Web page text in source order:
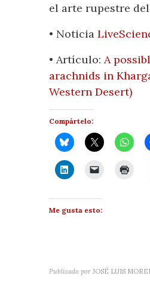
el arte rupestre
• Noticia
• Artículo:A
arachnids in
Western Desert)
Compártelo:
Me gusta esto:
Publicado por JOSÉ LUIS